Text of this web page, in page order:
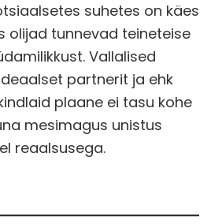
suhetes on käes
olijad tunnevad teineteise
Vallalised
partnerit ja ehk
plaane ei tasu kohe
mesimagus unistus
reaalsusega.